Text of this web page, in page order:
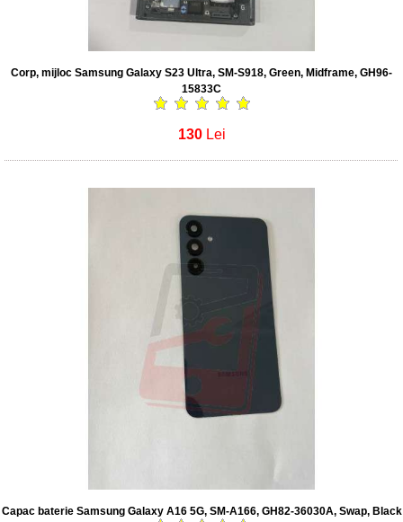
Corp, mijloc Samsung Galaxy S23 Ultra, SM-S918, Green, Midframe, GH96-
15833C
130 Lei
Capac baterie Samsung Galaxy A16 5G, SM-A166, GH82-36030A, Swap, Black